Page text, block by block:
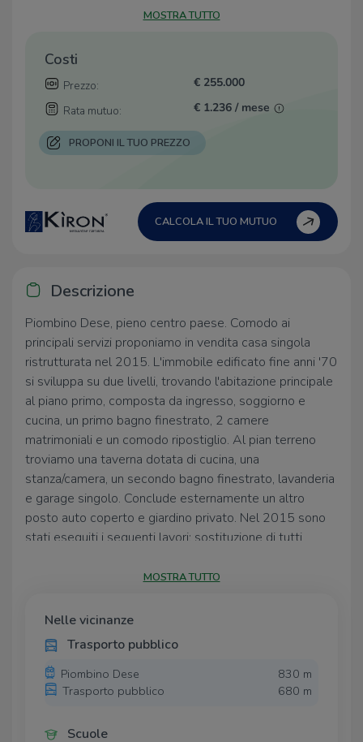
MOSTRA TUTTO
Costi
Prezzo:
€ 255.000
Rata mutuo:
€ 1.236 / mese
PROPONI IL TUO PREZZO
CALCOLA IL TUO MUTUO
Descrizione
Piombino Dese, pieno centro paese. Comodo ai
principali servizi proponiamo in vendita casa singola
ristrutturata nel 2015. L'immobile edificato fine anni '70
si sviluppa su due livelli, trovando l'abitazione principale
al piano primo, composta da ingresso, soggiorno e
cucina, un primo bagno finestrato, 2 camere
matrimoniali e un comodo ripostiglio. Al pian terreno
troviamo una taverna dotata di cucina, una
stanza/camera, un secondo bagno finestrato, lavanderia
e garage singolo. Conclude esternamente un altro
posto auto coperto e giardino privato. Nel 2015 sono
stati eseguiti i seguenti lavori: sostituzione di tutti
cappotto esterno, coibentazione tetto con lana di
porte interne. Disponibile da subito. Ulteriori info in
agenzia.
MOSTRA TUTTO
Nelle vicinanze
Trasporto pubblico
Piombino Dese
830 m
Trasporto pubblico
680 m
Scuole